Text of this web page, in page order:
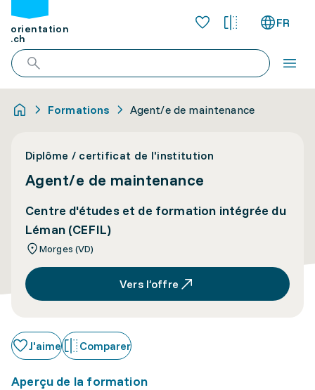
orientation
.ch
FR
Formations Agent/e de maintenance
Diplôme / certificat de l'institution
Agent/e de maintenance
Centre d'études et de formation intégrée du
Léman (CEFIL)
Morges (VD)
Vers l’offre
J'aime Comparer
Aperçu de la formation